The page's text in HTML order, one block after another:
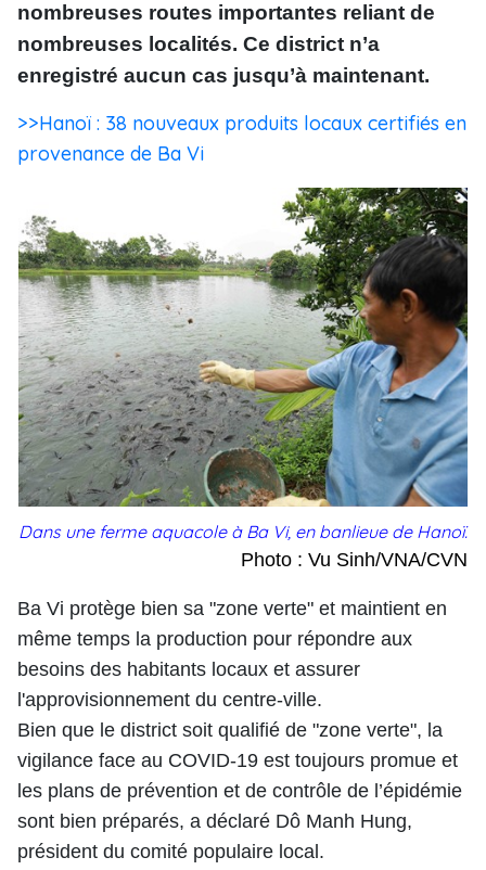
nombreuses routes importantes reliant de
nombreuses localités. Ce district n’a
enregistré aucun cas jusqu’à maintenant.
>>Hanoï : 38 nouveaux produits locaux certifiés en
provenance de Ba Vi
Dans une ferme aquacole à Ba Vi, en banlieue de Hanoï.
Photo : Vu Sinh/VNA/CVN
Ba Vi protège bien sa "zone verte" et maintient en
même temps la production pour répondre aux
besoins des habitants locaux et assurer
l'approvisionnement du centre-ville.
Bien que le district soit qualifié de "zone verte", la
vigilance face au COVID-19 est toujours promue et
les plans de prévention et de contrôle de l’épidémie
sont bien préparés, a déclaré Dô Manh Hung,
président du comité populaire local.